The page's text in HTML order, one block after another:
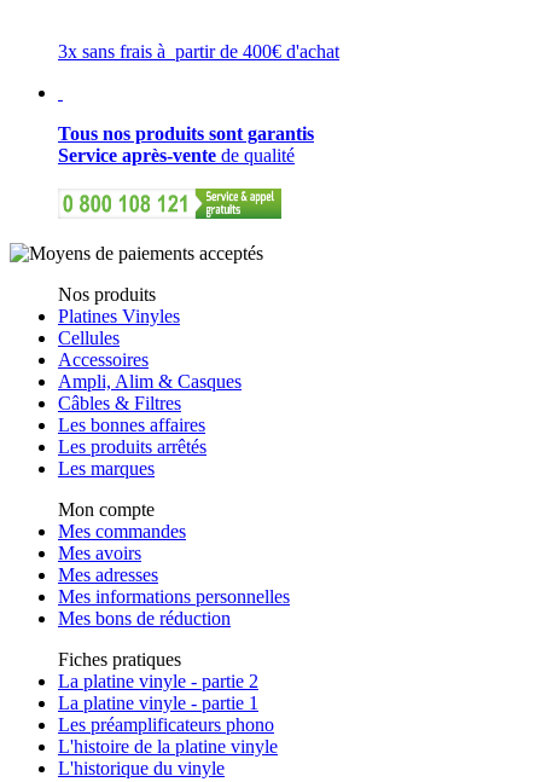
3x sans frais à partir de 400€ d'achat
Tous nos produits sont garantis
Service après-vente de qualité
Nos produits
Platines Vinyles
Cellules
Accessoires
Ampli, Alim & Casques
Câbles & Filtres
Les bonnes affaires
Les produits arrêtés
Les marques
Mon compte
Mes commandes
Mes avoirs
Mes adresses
Mes informations personnelles
Mes bons de réduction
Fiches pratiques
La platine vinyle - partie 2
La platine vinyle - partie 1
Les préamplificateurs phono
L'histoire de la platine vinyle
L'historique du vinyle